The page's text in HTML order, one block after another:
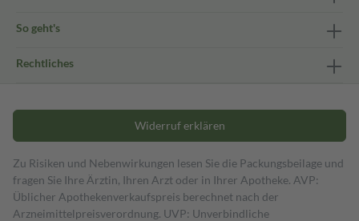
So geht's
Rechtliches
Widerruf erklären
Zu Risiken und Nebenwirkungen lesen Sie die Packungsbeilage und
fragen Sie Ihre Ärztin, Ihren Arzt oder in Ihrer Apotheke. AVP:
Üblicher Apothekenverkaufspreis berechnet nach der
Arzneimittelpreisverordnung. UVP: Unverbindliche